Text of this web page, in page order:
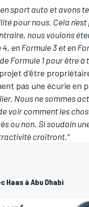
sport auto et avons
pour nous. Cela
nous voulons
en Formule 3 et en
Formule 1 pour être à
d'être
pas une écurie en
Nous ne sommes
voir comment les
ou non. Si soudain
croîtront."
Haas à Abu Dhabi